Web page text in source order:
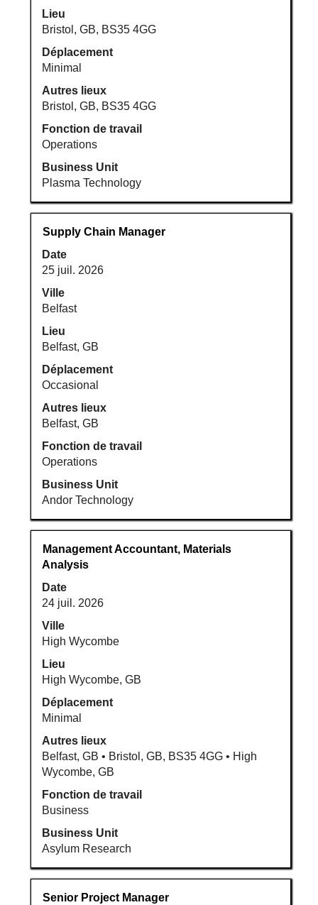
Lieu
Bristol, GB, BS35 4GG
Déplacement
Minimal
Autres lieux
Bristol, GB, BS35 4GG
Fonction de travail
Operations
Business Unit
Plasma Technology
afficher
tout
contenu
des
informations
d’emploi.
Titre
Supply Chain Manager
Date
25 juil. 2026
Ville
Belfast
Lieu
Belfast, GB
Déplacement
Occasional
Autres lieux
Belfast, GB
Fonction de travail
Operations
Business Unit
Andor Technology
Sélectionnez
avec
la
barre
d’espacement
pour
afficher
tout
contenu
des
informations
d’emploi.
Titre
Management Accountant, Materials
Analysis
Date
24 juil. 2026
Ville
High Wycombe
Lieu
High Wycombe, GB
Déplacement
Minimal
Autres lieux
Belfast, GB • Bristol, GB, BS35 4GG • High
Wycombe, GB
Fonction de travail
Business
Business Unit
Asylum Research
Sélectionnez
avec
la
barre
d’espacement
pour
afficher
tout
le
contenu
des
informations
d’emploi.
Titre
Senior Project Manager
Sélectionnez